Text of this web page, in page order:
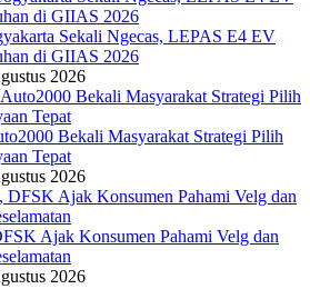
Sekali Ngecas, LEPAS E4 EV
di GIIAS 2026
2026
Bekali Masyarakat Strategi Pilih
Tepat
2026
Ajak Konsumen Pahami Velg dan
2026